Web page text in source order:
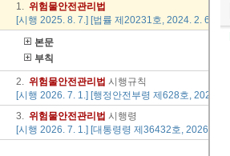
1. 위험물안전관리법
[시행 2025. 8. 7.] [법률 제20231호, 2024. 2. 6., 타
본문
부칙
2. 위험물안전관리법 시행규칙
[시행 2026. 7. 1.] [행정안전부령 제628호, 2026. 7.
3. 위험물안전관리법 시행령
[시행 2026. 7. 1.] [대통령령 제36432호, 2026. 6.